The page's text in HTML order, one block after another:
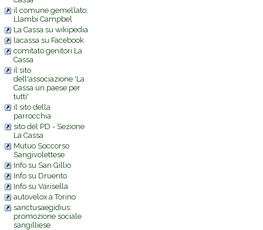
il comune gemellato:
Llambi Campbel
La Cassa su wikipedia
lacassa su Facebook
comitato genitori La
Cassa
il sito
dell'associazione 'La
Cassa un paese per
tutti'
il sito della
parrocchia
sito del PD - Sezione
La Cassa
Mutuo Soccorso
Sangivolettese
Info su San Gillio
Info su Druento
Info su Varisella
autovelox a Torino
sanctusaegidius:
promozione sociale
sangilliese